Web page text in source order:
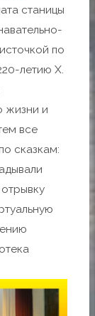
станицы
по
летию Х.
жизни и
все
сказкам: